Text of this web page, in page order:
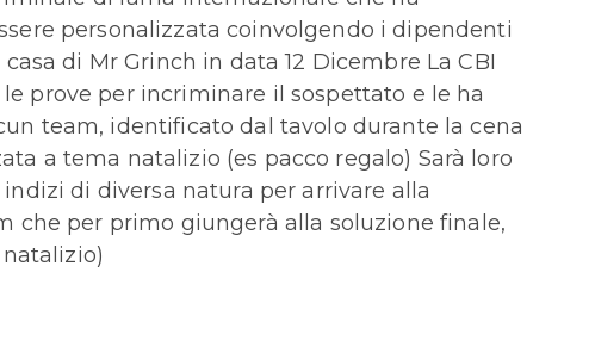
personalizzata coinvolgendo i dipendenti
di Mr Grinch in data 12 Dicembre La CBI
prove per incriminare il sospettato e le ha
team, identificato dal tavolo durante la cena
a tema natalizio (es pacco regalo) Sarà loro
di diversa natura per arrivare alla
che per primo giungerà alla soluzione finale,